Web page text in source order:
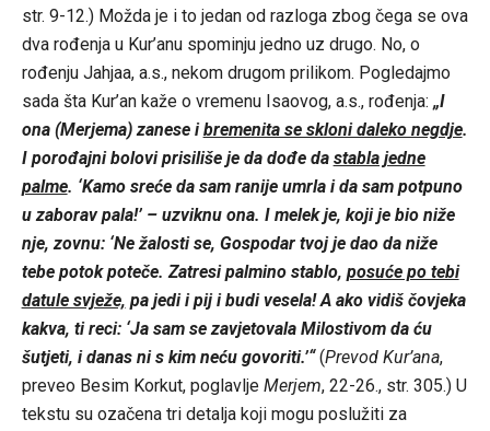
str. 9-12.) Možda je i to jedan od razloga zbog čega se ova
dva rođenja u Kur’anu spominju jedno uz drugo. No, o
rođenju Jahjaa, a.s., nekom drugom prilikom. Pogledajmo
sada šta Kur’an kaže o vremenu Isaovog, a.s., rođenja: „I
ona (Merjema) zanese ibremenita se skloni daleko negdje.
I porođajni bolovi prisiliše je da dođe da stabla jedne
palme. ‘Kamo sreće da sam ranije umrla i da sam potpuno
u zaborav pala!’ – uzviknu ona. I melek je, koji je bio niže
nje, zovnu: ‘Ne žalosti se, Gospodar tvoj je dao da niže
tebe potok poteče. Zatresi palmino stablo, posuće po tebi
datule svježe, pa jedi i pij i budi vesela! A ako vidiš čovjeka
kakva, ti reci: ‘Ja sam se zavjetovala Milostivom da ću
šutjeti, i danas ni s kim neću govoriti.’“(Prevod Kur’ana,
preveo Besim Korkut, poglavlje Merjem, 22-26., str. 305.) U
tekstu su ozačena tri detalja koji mogu poslužiti za